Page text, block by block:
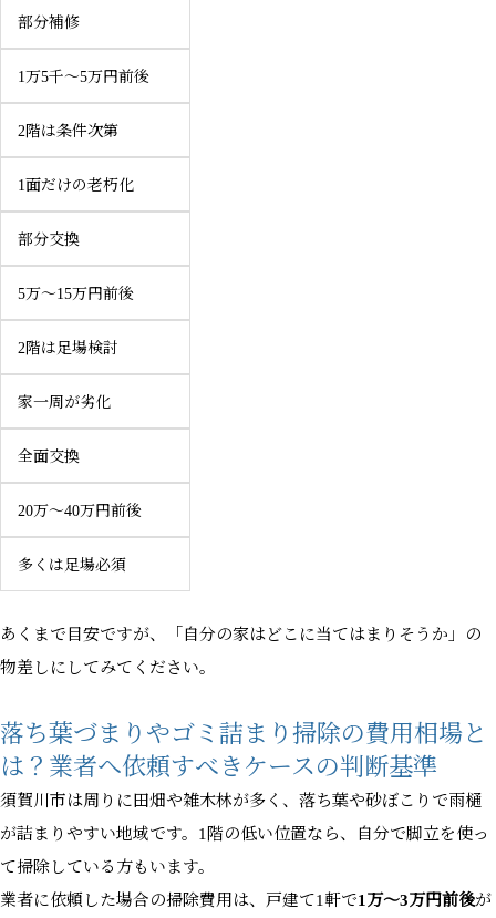
部分補修
1万5千〜5万円前後
2階は条件次第
1面だけの老朽化
部分交換
5万〜15万円前後
2階は足場検討
家一周が劣化
全面交換
20万〜40万円前後
多くは足場必須
あくまで目安ですが、「自分の家はどこに当てはまりそうか」の
物差しにしてみてください。
落ち葉づまりやゴミ詰まり掃除の費用相場と
は？業者へ依頼すべきケースの判断基準
須賀川市は周りに田畑や雑木林が多く、落ち葉や砂ぼこりで雨樋
が詰まりやすい地域です。1階の低い位置なら、自分で脚立を使っ
て掃除している方もいます。
業者に依頼した場合の掃除費用は、戸建て1軒で1万〜3万円前後が